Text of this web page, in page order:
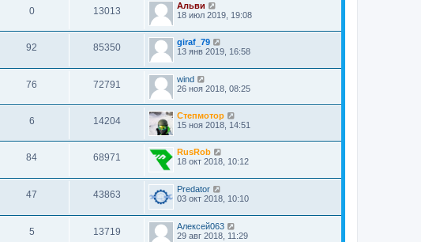
0 13013
Альви
18 июл 2019, 19:08
92 85350
giraf_79
13 янв 2019, 16:58
76 72791
wind
26 ноя 2018, 08:25
6 14204
Степмотор
15 ноя 2018, 14:51
84 68971
RusRob
18 окт 2018, 10:12
47 43863
Predator
03 окт 2018, 10:10
5 13719
Алексей063
29 авг 2018, 11:29